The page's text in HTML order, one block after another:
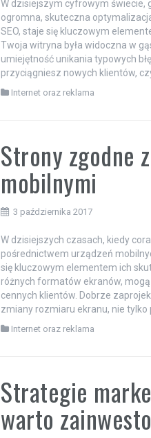
W dzisiejszym cyfrowym świecie,
ogromna, skuteczna
SEO, staje się kluczowym
Twoja witryna była widoczna w
umiejętność unikania typowych
przyciągniesz nowych klientów,
Internet oraz reklama
Strony zgodne
mobilnymi
3 października 2017
W dzisiejszych czasach, kiedy
pośrednictwem urządzeń
się kluczowym elementem ich
różnych formatów ekranów,
cennych klientów. Dobrze
zmiany rozmiaru ekranu, nie tylko
Internet oraz reklama
Strategie
warto